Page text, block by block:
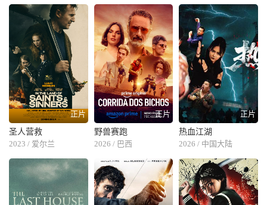
正片
圣人营救
2023 / 爱尔兰
正片
野兽赛跑
2026 / 巴西
正片
热血江湖
2026 / 中国大陆